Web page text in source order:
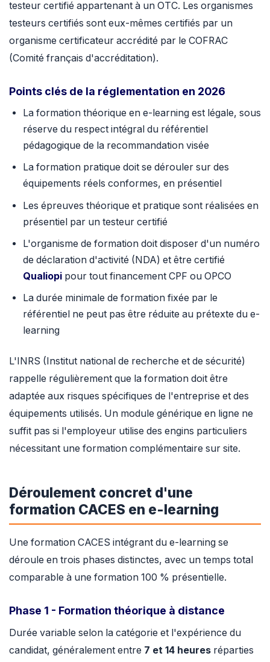
testeur certifié appartenant à un OTC. Les organismes
testeurs certifiés sont eux-mêmes certifiés par un
organisme certificateur accrédité par le COFRAC
(Comité français d'accréditation).
Points clés de la réglementation en 2026
La formation théorique en e-learning est légale, sous
réserve du respect intégral du référentiel
pédagogique de la recommandation visée
La formation pratique doit se dérouler sur des
équipements réels conformes, en présentiel
Les épreuves théorique et pratique sont réalisées en
présentiel par un testeur certifié
L'organisme de formation doit disposer d'un numéro
de déclaration d'activité (NDA) et être certifié
Qualiopipour tout financement CPF ou OPCO
La durée minimale de formation fixée par le
référentiel ne peut pas être réduite au prétexte du e-
learning
L'INRS (Institut national de recherche et de sécurité)
rappelle régulièrement que la formation doit être
adaptée aux risques spécifiques de l'entreprise et des
équipements utilisés. Un module générique en ligne ne
suffit pas si l'employeur utilise des engins particuliers
nécessitant une formation complémentaire sur site.
Déroulement concret d'une
formation CACES en e-learning
Une formation CACES intégrant du e-learning se
déroule en trois phases distinctes, avec un temps total
comparable à une formation 100 % présentielle.
Phase 1 - Formation théorique à distance
Durée variable selon la catégorie et l'expérience du
candidat, généralement entre 7 et 14 heures réparties